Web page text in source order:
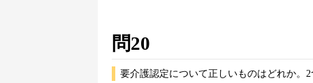
問20
要介護認定について正しいものはどれか。